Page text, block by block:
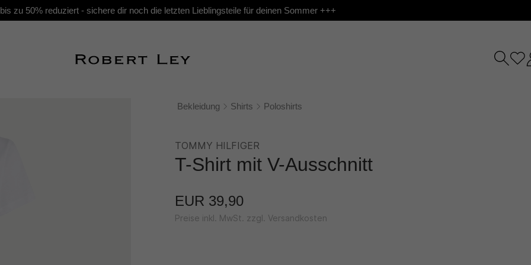
zu 50% reduziert - sichere dir noch die letzten Lieblingsteile für deinen Sommer +++
Bekleidung Shirts Poloshirts
TOMMY HILFIGER
T-Shirt mit V-Ausschnitt
EUR 39,90
Preise inkl. MwSt. zzgl. Versandkosten